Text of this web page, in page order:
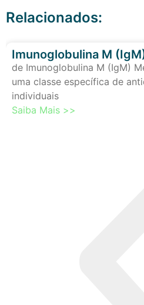
Relacionados:
Imunoglobulina M
de Imunoglobulina M (IgM)
uma classe específica de
individuais
Saiba Mais >>